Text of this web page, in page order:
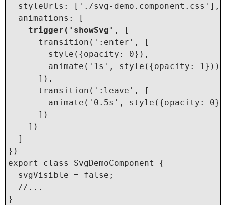
  styleUrls: ['./svg-demo.component.css'],
  animations: [
trigger('showSvg' , [
      transition(':enter', [
        style({opacity: 0}),
        animate('1s', style({opacity: 1})),
      ]),
      transition(':leave', [
animate('0.5s', style({opacity:
      ])
    ])
  ]
})
export class SvgDemoComponent {
  svgVisible = false;
  //...
}